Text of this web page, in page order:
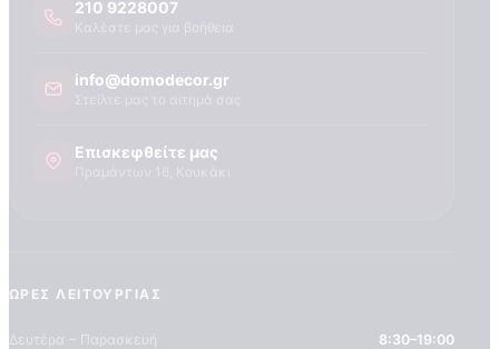
210 9228007
info@domodecor.gr
Επισκεφθείτε μας
ΏΡΕΣ ΛΕΙΤΟΥΡΓΊΑΣ
Δευτέρα – Παρασκευή 8:30–19:00